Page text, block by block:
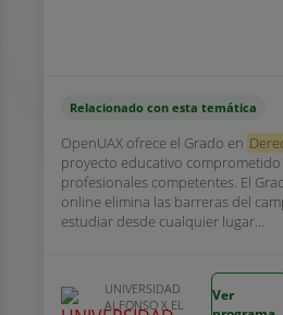
Relacionado con esta temática
OpenUAX ofrece el Grado en
proyecto educativo
profesionales competentes. El
online elimina las barreras del
estudiar desde cualquier lugar...
UNIVERSIDAD
ALFONSO X EL
Ver